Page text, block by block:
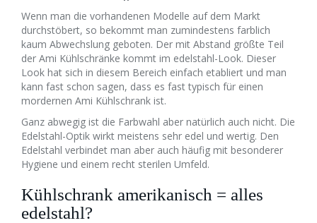
Wenn man die vorhandenen Modelle auf dem Markt
durchstöbert, so bekommt man zumindestens farblich
kaum Abwechslung geboten. Der mit Abstand größte Teil
der Ami Kühlschränke kommt im edelstahl-Look. Dieser
Look hat sich in diesem Bereich einfach etabliert und man
kann fast schon sagen, dass es fast typisch für einen
mordernen Ami Kühlschrank ist.
Ganz abwegig ist die Farbwahl aber natürlich auch nicht. Die
Edelstahl-Optik wirkt meistens sehr edel und wertig. Den
Edelstahl verbindet man aber auch häufig mit besonderer
Hygiene und einem recht sterilen Umfeld.
Kühlschrank amerikanisch = alles
edelstahl?